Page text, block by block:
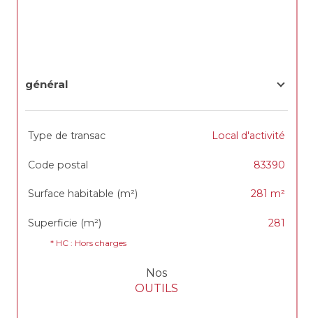
général
TRAD_SIROCCO_Caracteristique
Type de transac Local d'activité
Code postal 83390
Surface habitable (m²) 281 m²
Superficie (m²) 281
* HC : Hors charges
Nos
OUTILS